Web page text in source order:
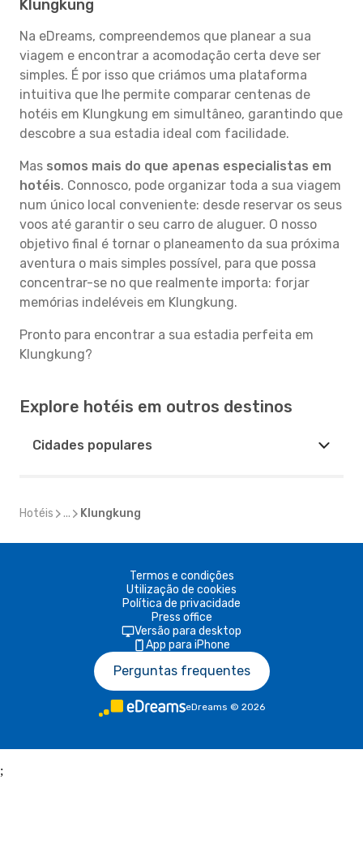
Klungkung
Na eDreams, compreendemos que planear a sua
viagem e encontrar a acomodação certa deve ser
simples. É por isso que criámos uma plataforma
intuitiva que lhe permite comparar centenas de
hotéis em Klungkung em simultâneo, garantindo que
descobre a sua estadia ideal com facilidade.
Mas somos mais do que apenas especialistas em
hotéis. Connosco, pode organizar toda a sua viagem
num único local conveniente: desde reservar os seus
voos até garantir o seu carro de aluguer. O nosso
objetivo final é tornar o planeamento da sua próxima
aventura o mais simples possível, para que possa
concentrar-se no que realmente importa: forjar
memórias indeléveis em Klungkung.
Pronto para encontrar a sua estadia perfeita em
Klungkung?
Explore hotéis em outros destinos
Cidades populares
Hotéis ... Klungkung
Termos e condições
Utilização de cookies
Política de privacidade
Press office
Versão para desktop
App para iPhone
Perguntas frequentes
eDreams © 2026
;